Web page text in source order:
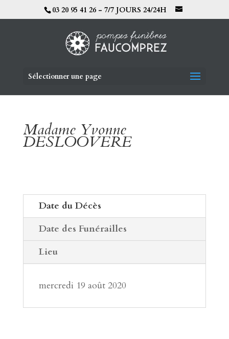
03 20 95 41 26 - 7/7 JOURS 24/24H
Sélectionner une page
Madame Yvonne
DESLOOVERE
Date du Décès
Date des Funérailles
Lieu
mercredi 19 août 2020